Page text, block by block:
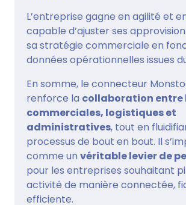
L’entreprise gagne en agilité et
capable d’ajuster ses
sa stratégie commerciale en
données opérationnelles issues
En somme, le connecteur
renforce la collaboration entre
commerciales, logistiques et
administratives, tout en
processus de bout en bout. Il
comme un véritable levier de
pour les entreprises souhaitant
activité de manière connectée,
efficiente.